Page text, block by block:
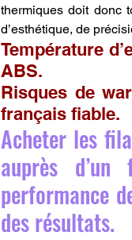
thermiques doit donc
d’esthétique, de
Température
ABS.
Risques de
français fiable.
Acheter les
auprès
performance
des résultats.